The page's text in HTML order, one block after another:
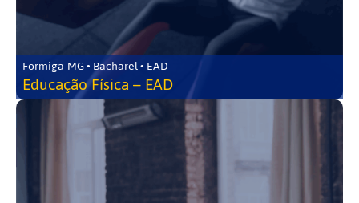
Formiga-MG • Bacharel • EAD
Educação Física – EAD